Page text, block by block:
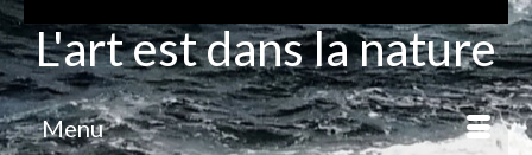
L'art est dans la nature
Menu